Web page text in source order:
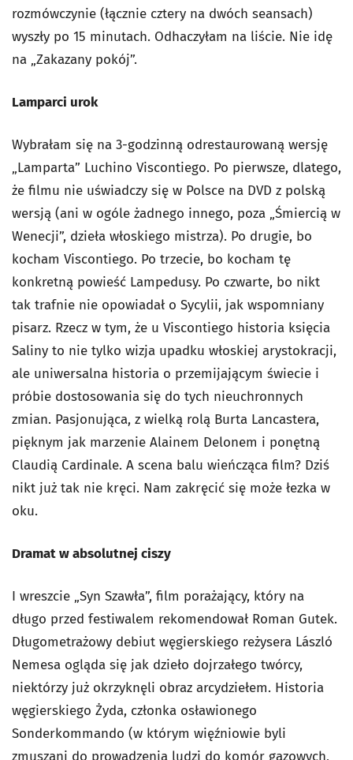
rozmówczynie (łącznie cztery na dwóch seansach)
wyszły po 15 minutach. Odhaczyłam na liście. Nie idę
na „Zakazany pokój”.
Lamparci urok
Wybrałam się na 3-godzinną odrestaurowaną wersję
„Lamparta” Luchino Viscontiego. Po pierwsze, dlatego,
że filmu nie uświadczy się w Polsce na DVD z polską
wersją (ani w ogóle żadnego innego, poza „Śmiercią w
Wenecji”, dzieła włoskiego mistrza). Po drugie, bo
kocham Viscontiego. Po trzecie, bo kocham tę
konkretną powieść Lampedusy. Po czwarte, bo nikt
tak trafnie nie opowiadał o Sycylii, jak wspomniany
pisarz. Rzecz w tym, że u Viscontiego historia księcia
Saliny to nie tylko wizja upadku włoskiej arystokracji,
ale uniwersalna historia o przemijającym świecie i
próbie dostosowania się do tych nieuchronnych
zmian. Pasjonująca, z wielką rolą Burta Lancastera,
pięknym jak marzenie Alainem Delonem i ponętną
Claudią Cardinale. A scena balu wieńcząca film? Dziś
nikt już tak nie kręci. Nam zakręcić się może łezka w
oku.
Dramat w absolutnej ciszy
I wreszcie „Syn Szawła”, film porażający, który na
długo przed festiwalem rekomendował Roman Gutek.
Długometrażowy debiut węgierskiego reżysera László
Nemesa ogląda się jak dzieło dojrzałego twórcy,
niektórzy już okrzyknęli obraz arcydziełem. Historia
węgierskiego Żyda, członka osławionego
Sonderkommando (w którym więźniowie byli
zmuszani do prowadzenia ludzi do komór gazowych,